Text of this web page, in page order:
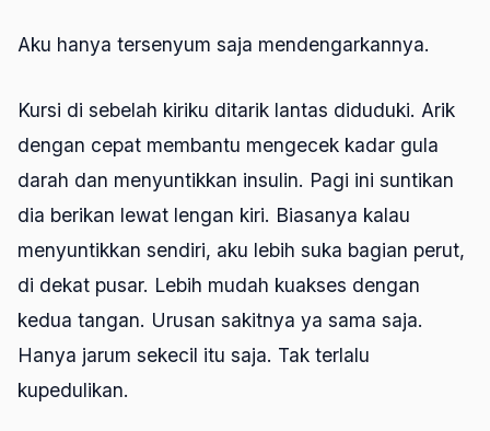
Aku hanya tersenyum saja mendengarkannya.
Kursi di sebelah kiriku ditarik lantas diduduki. Arik
dengan cepat membantu mengecek kadar gula
darah dan menyuntikkan insulin. Pagi ini suntikan
dia berikan lewat lengan kiri. Biasanya kalau
menyuntikkan sendiri, aku lebih suka bagian perut,
di dekat pusar. Lebih mudah kuakses dengan
kedua tangan. Urusan sakitnya ya sama saja.
Hanya jarum sekecil itu saja. Tak terlalu
kupedulikan.